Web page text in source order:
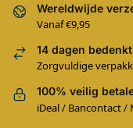
Wereldwijde
Vanaf €9,95
14 dagen
Zorgvuldige
100% veilig
iDeal / Bancontact /